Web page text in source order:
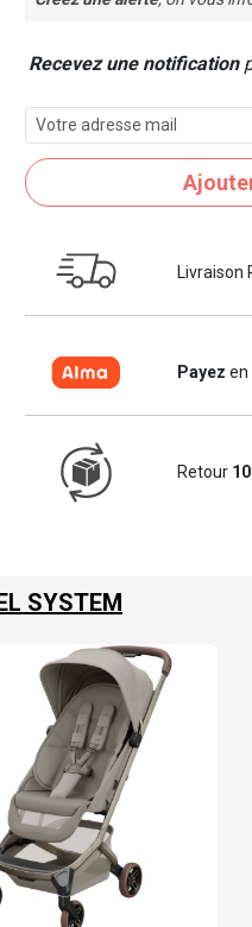
Recevez une notification
Livraison
Payez en
Retour
SYSTEM